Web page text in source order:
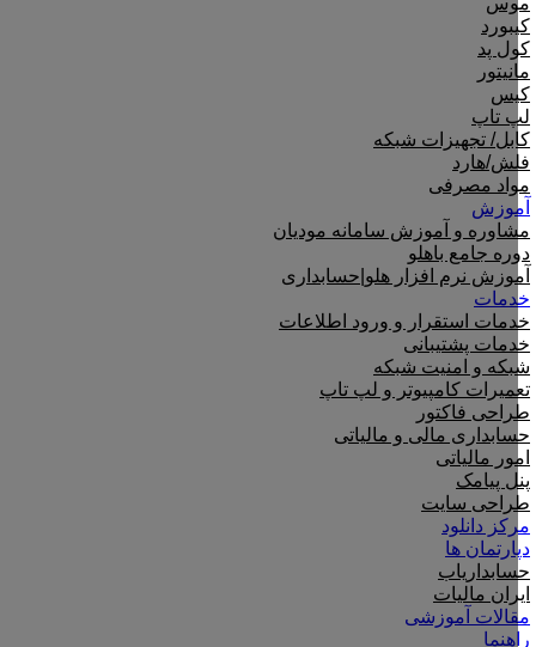
کیبورد
کول پد
مانیتور
کیس
لپ تاپ
کابل/ تجهیزات شبکه
فلش/هارد
مواد مصرفی
آموزش
مشاوره و آموزش سامانه مودیان
دوره جامع باهلو
آموزش نرم افزار هلو|حسابداری
خدمات
خدمات استقرار و ورود اطلاعات
خدمات پشتیبانی
شبکه و امنیت شبکه
تعمیرات کامپیوتر و لپ تاپ
طراحی فاکتور
حسابداری مالی و مالیاتی
امور مالیاتی
پنل پیامک
طراحی سایت
مرکز دانلود
دپارتمان ها
حسابداریاب
ایران مالیات
مقالات آموزشی
راهنما